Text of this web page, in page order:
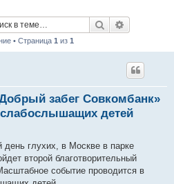
Поиск
• Страница 1 из 1
забег Совкомбанк»
детей
глухих, в Москве в парке
второй благотворительный
событие проводится в